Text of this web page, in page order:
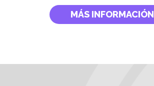
MÁS INFORMACIÓN